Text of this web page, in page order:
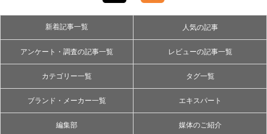
新着記事一覧 人気の記事
アンケート・調査の記事一覧 レビューの記事一覧
カテゴリー一覧 タグ一覧
ブランド・メーカー一覧 エキスパート
編集部 媒体のご紹介